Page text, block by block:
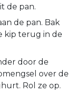
de pan.
de pan. Bak
kip terug in de
door de
over de
Rol ze op.